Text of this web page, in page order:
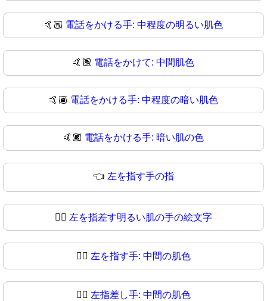
🤙🏼 電話をかける手: 中程度の明るい肌色
🤙🏽 電話をかけて: 中間肌色
🤙🏾 電話をかける手: 中程度の暗い肌色
🤙🏿 電話をかける手: 暗い肌の色
👈 左を指す手の指
👈🏻 左を指差す明るい肌の手の絵文字
👈🏼 左を指す手: 中間の肌色
👈🏽 左指差し手: 中間の肌色